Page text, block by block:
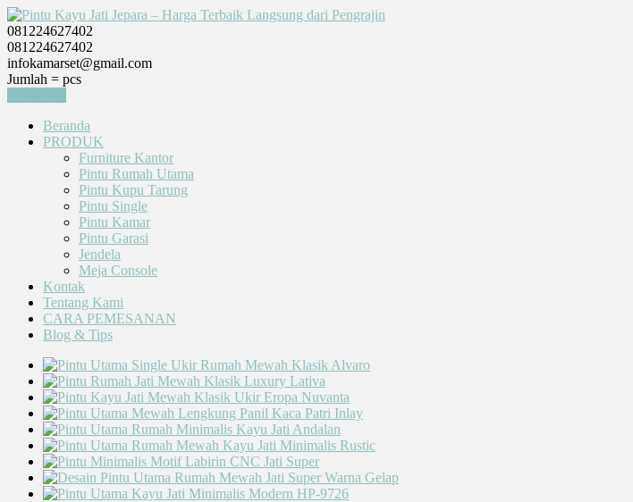
081224627402
081224627402
infokamarset@gmail.com
Jumlah = pcs
Beranda
PRODUK
Furniture Kantor
Pintu Rumah Utama
Pintu Kupu Tarung
Pintu Single
Pintu Kamar
Pintu Garasi
Jendela
Meja Console
Kontak
Tentang Kami
CARA PEMESANAN
Blog & Tips